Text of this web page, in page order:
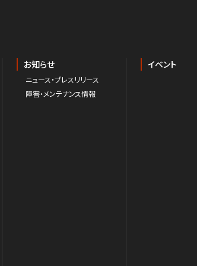
お知らせ
ニュース・プレスリリース
障害・メンテナンス情報
イベント